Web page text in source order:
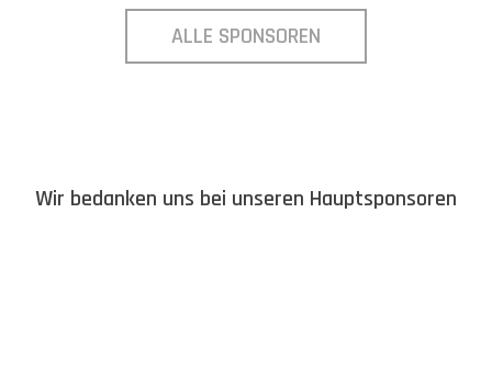
ALLE SPONSOREN
Wir bedanken uns bei unseren Hauptsponsoren